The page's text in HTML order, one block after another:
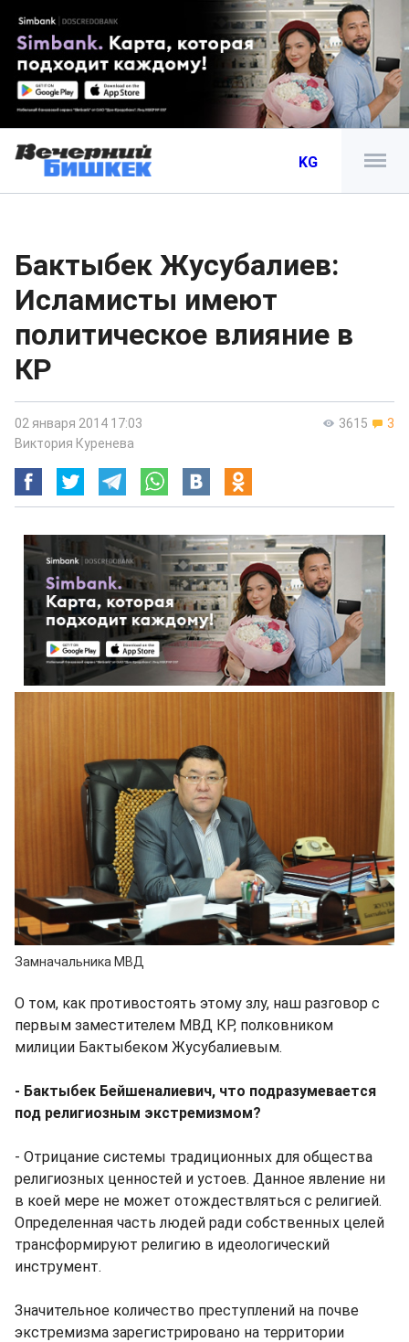
KG
Бактыбек Жусубалиев:
Исламисты имеют
политическое влияние в
КР
3615 3
02 января 2014 17:03
Виктория Куренева
Замначальника МВД
О том, как противостоять этому злу, наш разговор с
первым заместителем МВД КР, полковником
милиции Бактыбеком Жусубалиевым.
- Бактыбек Бейшеналиевич, что подразумевается
под религиозным экстремизмом?
- Отрицание системы традиционных для общества
религиозных ценностей и устоев. Данное явление ни
в коей мере не может отождествляться с религией.
Определенная часть людей ради собственных целей
трансформируют религию в идеологический
инструмент.
Значительное количество преступлений на почве
экстремизма зарегистрировано на территории